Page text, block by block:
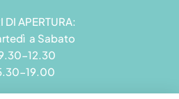
DI APERTURA:
a Sabato
12.30
19.00